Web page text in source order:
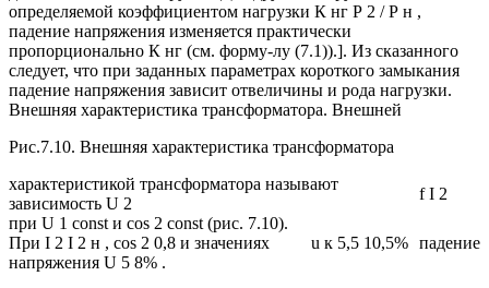
определяемой коэффициентом нагрузки К нг Р 2 / Р н ,
падение напряжения изменяется практически
пропорционально К нг (см. форму-лу (7.1)).]. Из сказанного
следует, что при заданных параметрах короткого замыкания
падение напряжения зависит отвеличины и рода нагрузки.
Внешняя характеристика трансформатора. Внешней
Рис.7.10. Внешняя характеристика трансформатора
характеристикой трансформатора называют
зависимость U 2
f I 2
при U 1 const и cos 2 const (рис. 7.10).
При I 2 I 2 н , cos 2 0,8 и значениях
u к 5,5 10,5% падение
напряжения U 5 8% .